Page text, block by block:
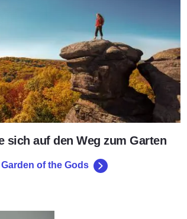
sich auf den Weg zum Garten
Garden of the Gods